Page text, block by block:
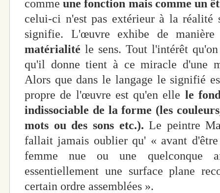
commeune fonction mais comme un
celui-ci n'est pas extérieur à la réalité
signifie. L'œuvre exhibe de
matérialité le sens. Tout l'intérêt
qu'il donne tient à ce miracle d'une
Alors que dans le langage le signifié
propre de l'œuvre est qu'en elle le
indissociable de la forme (les
mots ou des sons etc.).Le peintre
fallait jamais oublier qu' « avant
femme nue ou une quelconque
essentiellement une surface plane
certain ordre assemblées ».